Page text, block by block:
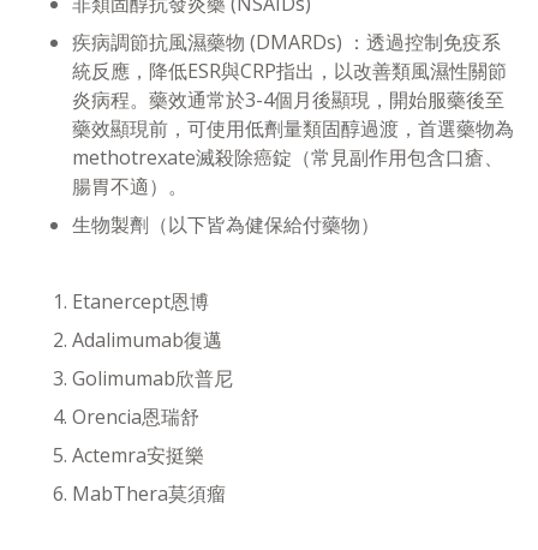
疾病調節抗風濕藥物 (DMARDs) ：透過控制免疫系
統反應，降低ESR與CRP指出，以改善類風濕性關節
炎病程。藥效通常於3-4個月後顯現，開始服藥後至
藥效顯現前，可使用低劑量類固醇過渡，首選藥物為
methotrexate滅殺除癌錠（常見副作用包含口瘡、
腸胃不適）。
生物製劑（以下皆為健保給付藥物）
Etanercept恩博
Adalimumab復邁
Golimumab欣普尼
Orencia恩瑞舒
Actemra安挺樂
MabThera莫須瘤